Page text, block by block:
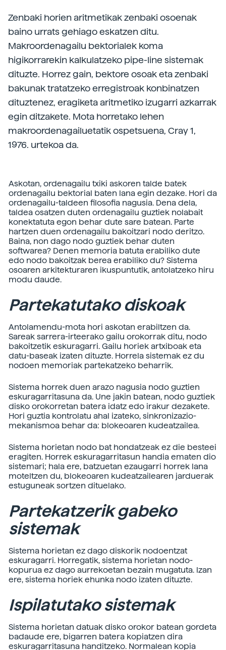
Zenbaki horien aritmetikak zenbaki osoenak
baino urrats gehiago eskatzen ditu.
Makroordenagailu bektorialek koma
higikorrarekin kalkulatzeko pipe-line sistemak
dituzte. Horrez gain, bektore osoak eta zenbaki
bakunak tratatzeko erregistroak konbinatzen
dituztenez, eragiketa aritmetiko izugarri azkarrak
egin ditzakete. Mota horretako lehen
makroordenagailuetatik ospetsuena, Cray 1,
1976. urtekoa da.
Askotan, ordenagailu txiki askoren talde batek
ordenagailu bektorial baten lana egin dezake. Hori da
ordenagailu-taldeen filosofia nagusia. Dena dela,
taldea osatzen duten ordenagailu guztiek nolabait
konektatuta egon behar dute sare batean. Parte
hartzen duen ordenagailu bakoitzari nodo deritzo.
Baina, non dago nodo guztiek behar duten
softwarea? Denen memoria batuta erabiliko dute
edo nodo bakoitzak berea erabiliko du? Sistema
osoaren arkitekturaren ikuspuntutik, antolatzeko hiru
modu daude.
Partekatutako diskoak
Antolamendu-mota hori askotan erabiltzen da.
Sareak sarrera-irteerako gailu orokorrak ditu, nodo
bakoitzetik eskuragarri. Gailu horiek artxiboak eta
datu-baseak izaten dituzte. Horrela sistemak ez du
nodoen memoriak partekatzeko beharrik.
Sistema horrek duen arazo nagusia nodo guztien
eskuragarritasuna da. Une jakin batean, nodo guztiek
disko orokorretan batera idatz edo irakur dezakete.
Hori guztia kontrolatu ahal izateko, sinkronizazio-
mekanismoa behar da: blokeoaren kudeatzailea.
Sistema horietan nodo bat hondatzeak ez die besteei
eragiten. Horrek eskuragarritasun handia ematen dio
sistemari; hala ere, batzuetan ezaugarri horrek lana
moteltzen du, blokeoaren kudeatzailearen jarduerak
estuguneak sortzen dituelako.
Partekatzerik gabeko
sistemak
Sistema horietan ez dago diskorik nodoentzat
eskuragarri. Horregatik, sistema horietan nodo-
kopurua ez dago aurrekoetan bezain mugatuta. Izan
ere, sistema horiek ehunka nodo izaten dituzte.
Ispilatutako sistemak
Sistema horietan datuak disko orokor batean gordeta
badaude ere, bigarren batera kopiatzen dira
eskuragarritasuna handitzeko. Normalean kopia